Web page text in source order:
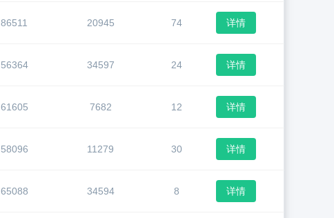
86511 20945 74 详情
56364 34597 24 详情
61605 7682 12 详情
58096 11279 30 详情
65088 34594 8 详情